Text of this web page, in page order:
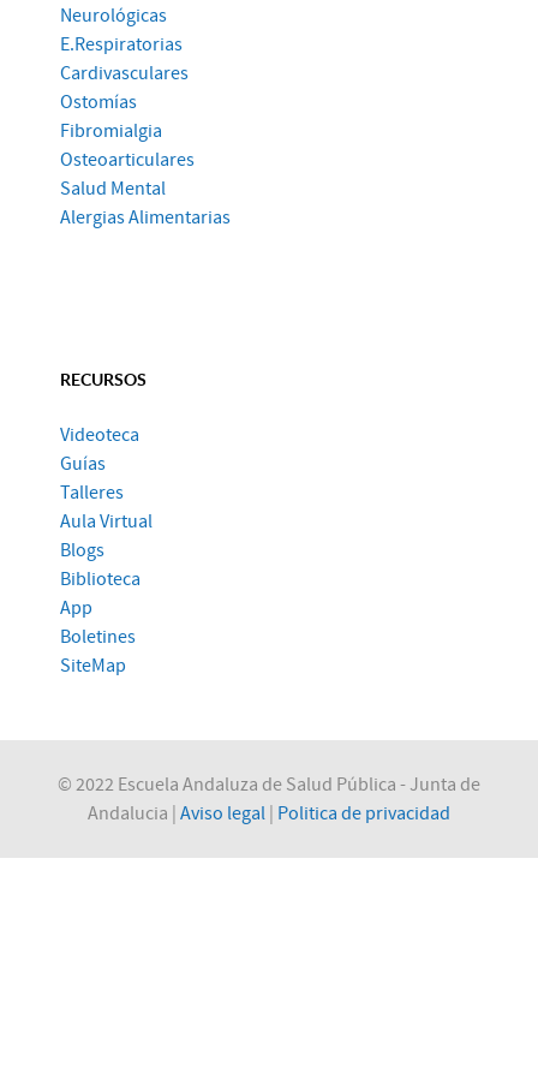
Neurológicas
E.Respiratorias
Cardivasculares
Ostomías
Fibromialgia
Osteoarticulares
Salud Mental
Alergias Alimentarias
RECURSOS
Videoteca
Guías
Talleres
Aula Virtual
Blogs
Biblioteca
App
Boletines
SiteMap
© 2022 Escuela Andaluza de Salud Pública - Junta de
Andalucia | Aviso legal | Politica de privacidad